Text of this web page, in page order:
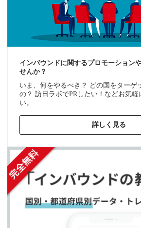
インバウンドに関するプロモーション
せんか？
いま、何をやるべき？ どの国をターゲ
の？ 訪日ラボでPRしたい！などお気軽
い。
詳しく見る